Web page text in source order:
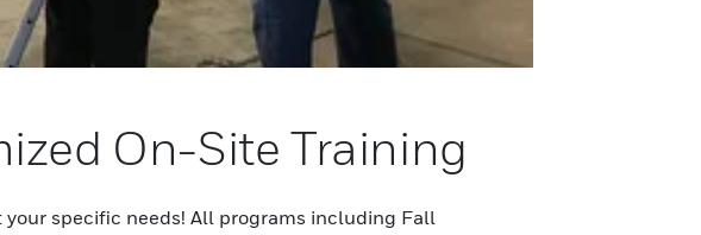
On-Site Training
your specific needs! All programs including Fall